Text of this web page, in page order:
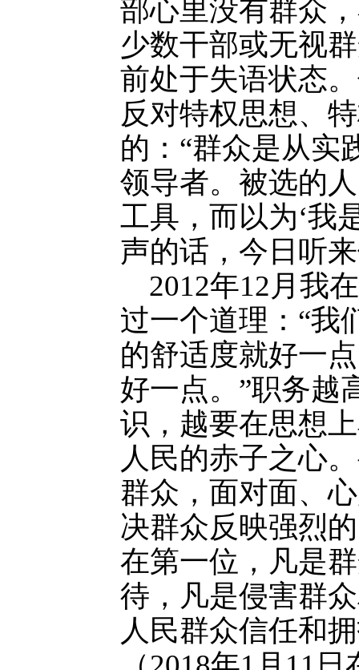
部心里没有群众
少数干部或无视
前处于失语状态
反对特权思想、
的：“群众是从实
领导者。被选的
工具，而以为‘我
声的话，今日听
2012年12月我
过一个道理：“我
的舒适度就好一
好一点。”职务越
识，越要在思想
人民的赤子之心
群众，面对面、
决群众反映强烈
在第一位，凡是
待，凡是侵害群
人民群众信任和